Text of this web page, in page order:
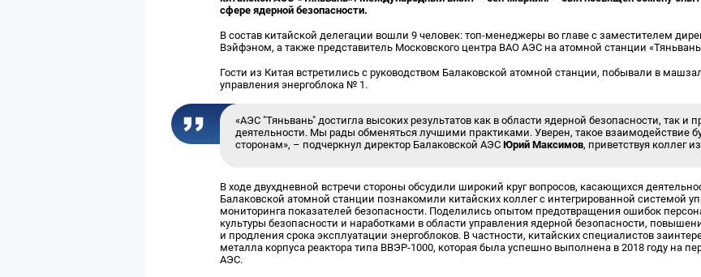
сфере ядерной безопасности.
В состав китайской делегации вошли 9 человек: топ-менеджеры во главе с заместителем
Вэйфэном, а также представитель Московского центра ВАО АЭС на атомной станции
Гости из Китая встретились с руководством Балаковской атомной станции, побывали в
управления энергоблока № 1.
«АЭС "Тяньвань" достигла высоких результатов как в области ядерной безопасности, так и
деятельности. Мы рады обменяться лучшими практиками. Уверен, такое взаимодействие
сторонам», – подчеркнул директор Балаковской АЭС Юрий Максимов, приветствуя коллег
В ходе двухдневной встречи стороны обсудили широкий круг вопросов, касающихся
Балаковской атомной станции познакомили китайских коллег с интегрированной системой
мониторинга показателей безопасности. Поделились опытом предотвращения ошибок
культуры безопасности и наработками в области управления ядерной безопасности,
и продления срока эксплуатации энергоблоков. В частности, китайских специалистов
металла корпуса реактора типа ВВЭР-1000, которая была успешно выполнена в 2018 году на
АЭС.